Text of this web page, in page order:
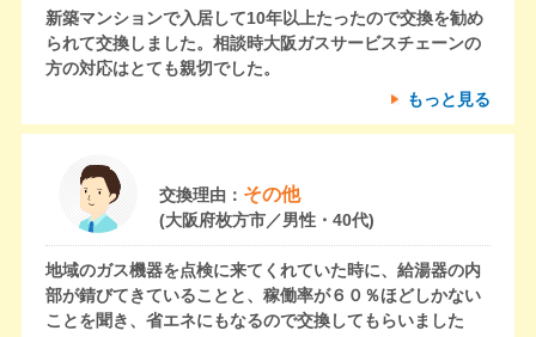
新築マンションで入居して10年以上たったので交換を勧め
られて交換しました。相談時大阪ガスサービスチェーンの
方の対応はとても親切でした。
もっと見る
交換理由： その他
(大阪府枚方市／男性・40代)
地域のガス機器を点検に来てくれていた時に、給湯器の内
部が錆びてきていることと、稼働率が６０％ほどしかない
ことを聞き、省エネにもなるので交換してもらいました